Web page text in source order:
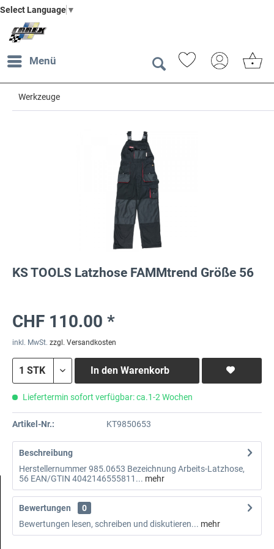
Select Language ▼
Menü
Werkzeuge
KS TOOLS Latzhose FAMMtrend Größe 56
CHF 110.00 *
inkl. MwSt. zzgl. Versandkosten
In den Warenkorb
Liefertermin sofort verfügbar: ca.1-2 Wochen
Artikel-Nr.: KT9850653
Beschreibung
Herstellernummer 985.0653 Bezeichnung Arbeits-Latzhose,
56 EAN/GTIN 4042146555811... mehr
Bewertungen
0
Bewertungen lesen, schreiben und diskutieren... mehr